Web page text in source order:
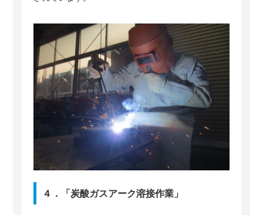
４．「炭酸ガスアーク溶接作業」